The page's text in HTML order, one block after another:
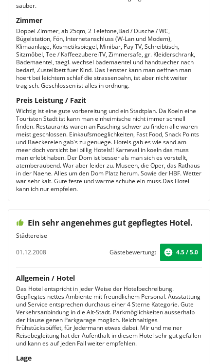
sauber.
Zimmer
Doppel Zimmer, ab 25qm, 2 Telefone,Bad / Dusche / WC,
Bügelstation, Fön, Internetanschluss (W-Lan und Modem),
Klimaanlage, Kosmetikspiegel, Minibar, Pay TV, Schreibtisch,
Sitzmöbel, Tee / KaffeezubereiTV, Zimmersafe, gr. Kleiderschrank,
Bademaentel, taegl. wechsel bademaentel und handtuecher nach
bedarf, Zustellbett fuer Kind. Das Fenster kann man oeffnen man
hoert bei leichtem schlaf die strassenbahn, ist aber nicht weiter
tragisch. Geschlossen ist alles in ordnung.
Preis Leistung / Fazit
Wichtig ist eine gute vorbereitung und ein Stadtplan. Da Koeln eine
Touristen Stadt ist kann man einheimische nicht immer schnell
finden. Restaurants waren an Fasching schwer zu finden alle waren
meist geschlossen. Einkaufsmoeglichkeiten, Fast Food, Snack Points
und Baeckereien gab's zu genuege. Hotels gab es wie sand am
meer doch vorsicht bei billig Hotels!! Karneval in koeln das muss
man erlebt haben. Der Dom ist besser als man sich es vorstellt,
atemberaubend. War aber leider zu. Museen, die Oper, das Rathaus
in der Naehe. Alles um den Dom Platz herum. Sowie der HBF. Wetter
war sehr kalt. Gute feste und warme schuhe ein muss.Das Hotel
kann ich nur empfelen.
Ein sehr angenehmes gut gepflegtes Hotel.
Städtereise
01.12.2008
Gästebewertung: 4.5 / 5.0
Allgemein / Hotel
Das Hotel entspricht in jeder Weise der Hotelbechreibung.
Gepflegtes nettes Ambiente mit freundlichem Personal. Ausstattung
und Service entsprechen durchaus einer 4 Sterne Kategorie. Gute
Verkehrsanbindung in die Alt-Stadt. Parkmöglichkeiten ausserhalb
der Hauseigenen Parkgarage möglich. Reichhaltiges
Frühstücksbüffet, für Jedermann etwas dabei. Mir und meiner
Reisebegleitung hat der Aufenthalt in diesem Hotel sehr gut gefallen
und kann es auf jeden Fall weiter empfehlen.
Lage